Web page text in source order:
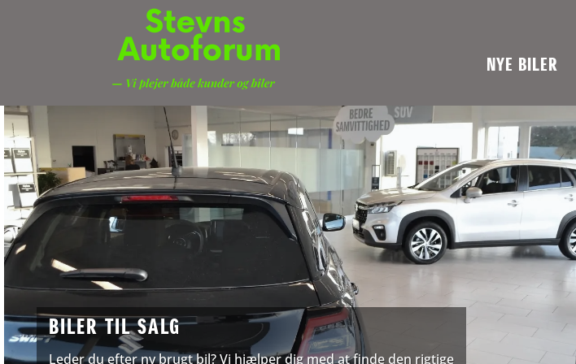
NYE BILER
BILER TIL SALG
Leder du efter ny brugt bil? Vi hjælper dig med at finde den rigtige